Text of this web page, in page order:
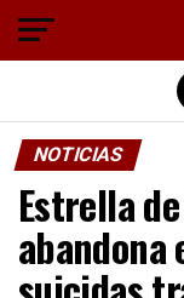
NOTICIAS
Estrella
abandona